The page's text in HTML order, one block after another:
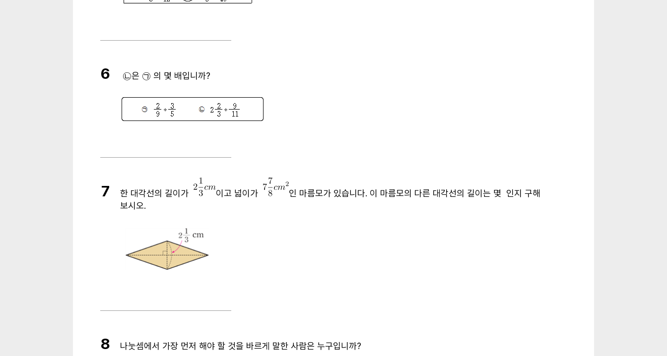
6 ㉡은 ㉠ 의 몇 배입니까?
7 한 대각선의 길이가 이고 넓이가 인 마름모가 있습니다. 이 마름모의 다른 대각선의 길이는 몇 인지 구해
보시오.
8 나눗셈에서 가장 먼저 해야 할 것을 바르게 말한 사람은 누구입니까?